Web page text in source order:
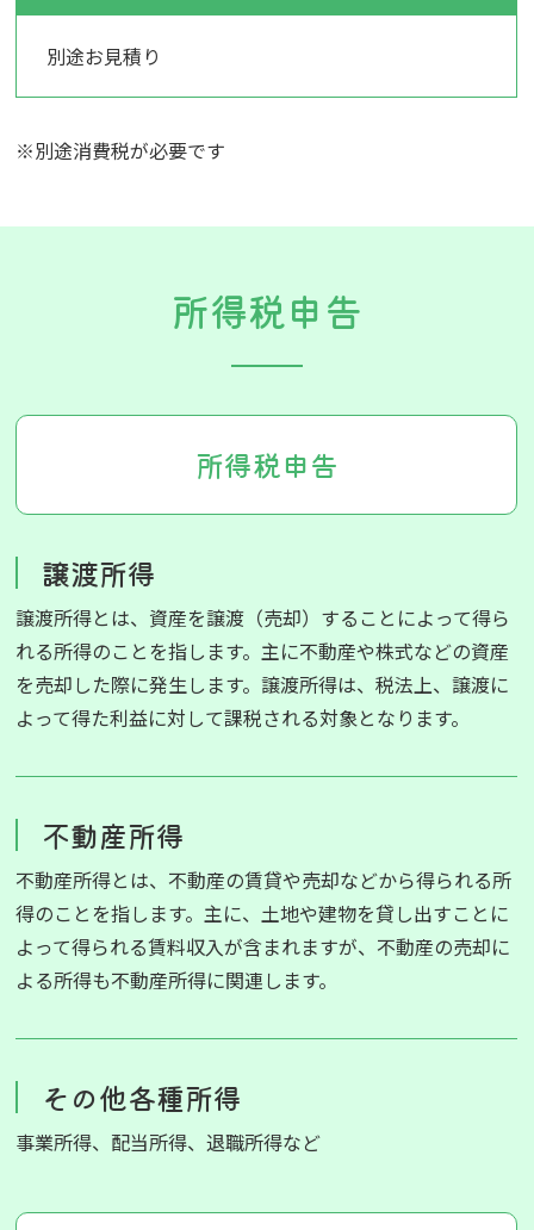
別途お見積り
※別途消費税が必要です
所得税申告
所得税申告
譲渡所得
譲渡所得とは、資産を譲渡（売却）することによって得ら
れる所得のことを指します。主に不動産や株式などの資産
を売却した際に発生します。譲渡所得は、税法上、譲渡に
よって得た利益に対して課税される対象となります。
不動産所得
不動産所得とは、不動産の賃貸や売却などから得られる所
得のことを指します。主に、土地や建物を貸し出すことに
よって得られる賃料収入が含まれますが、不動産の売却に
よる所得も不動産所得に関連します。
その他各種所得
事業所得、配当所得、退職所得など